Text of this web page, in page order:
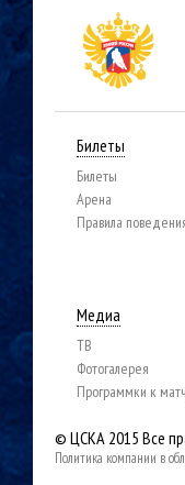
Билеты
Билеты
Арена
Правила
Медиа
ТВ
Фотогалерея
Программки к
© ЦСКА 2015 Все
Политика компании в